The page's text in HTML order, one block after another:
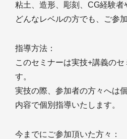
粘土、造形、彫刻、CG経験者
どんなレベルの方でも、ご参
指導方法：
このセミナーは実技+講義の
す。
実技の際、参加者の方々へは
内容で個別指導いたします。
今までにご参加頂いた方々：